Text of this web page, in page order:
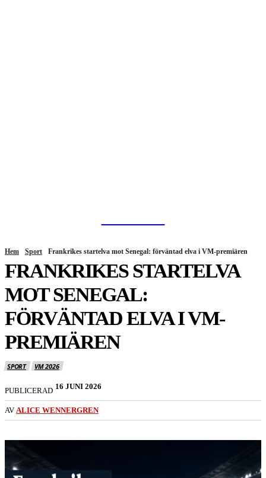
Hem Sport Frankrikes startelva mot Senegal: förväntad elva i VM-premiären
FRANKRIKES STARTELVA
MOT SENEGAL:
FÖRVÄNTAD ELVA I VM-
PREMIÄREN
SPORT VM 2026
PUBLICERAD 16 JUNI 2026
AV ALICE WENNERGREN